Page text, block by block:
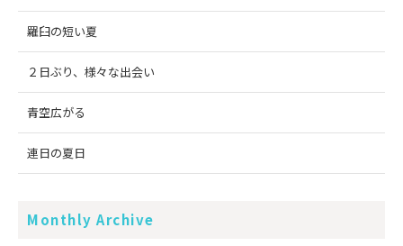
羅臼の短い夏
２日ぶり、様々な出会い
青空広がる
連日の夏日
Monthly Archive